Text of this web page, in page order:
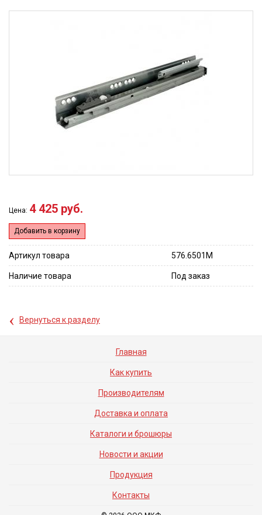
Цена: 4 425 руб.
Добавить в корзину
Артикул товара 576.6501M
Наличие товара Под заказ
‹ Вернуться к разделу
Главная
Как купить
Производителям
Доставка и оплата
Каталоги и брошюры
Новости и акции
Продукция
Контакты